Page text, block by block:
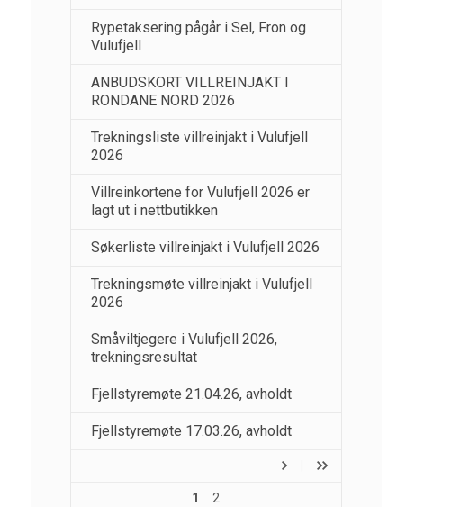
Rypetaksering pågår i Sel, Fron og
Vulufjell
ANBUDSKORT VILLREINJAKT I
RONDANE NORD 2026
Trekningsliste villreinjakt i Vulufjell
2026
Villreinkortene for Vulufjell 2026 er
lagt ut i nettbutikken
Søkerliste villreinjakt i Vulufjell 2026
Trekningsmøte villreinjakt i Vulufjell
2026
Småviltjegere i Vulufjell 2026,
trekningsresultat
Fjellstyremøte 21.04.26, avholdt
Fjellstyremøte 17.03.26, avholdt
1 2